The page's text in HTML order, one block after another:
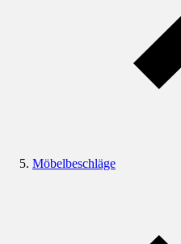
Möbelbeschläge